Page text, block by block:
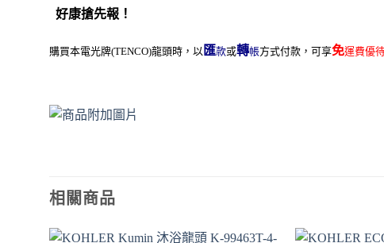
好康搶先報！
購買本電光牌(TENCO)龍頭時，以 匯款或轉帳方式付款， 可享免運費優
相關商品